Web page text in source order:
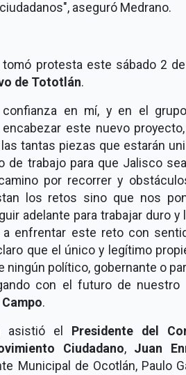
aseguró Medrano.
tomó protesta este sábado 2
de Tototlán.
en mí, y en el
este nuevo
tantas piezas que estarán
de trabajo para que Jalisco
por recorrer y
los retos sino que nos
adelante para trabajar duro y
enfrentar este reto con
que el único y legítimo
ningún político, gobernante o
con el futuro de nuestro
.
asistió el Presidente del
Ciudadano, Juan
Municipal de Ocotlán, Paulo